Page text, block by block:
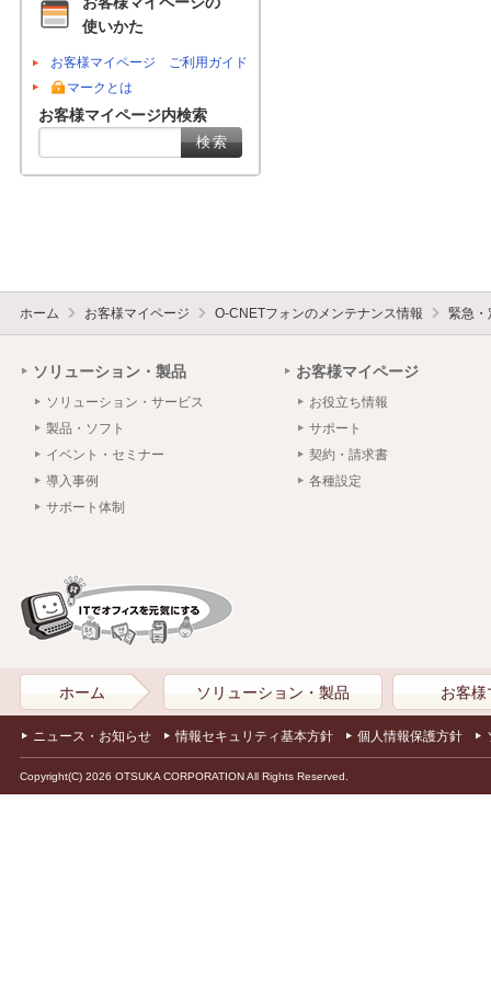
使いかた
お客様マイページ ご利用ガイド
マークとは
お客様マイページ内検索
ホーム お客様マイページ O-CNETフォンのメンテナンス情報 緊急・
ソリューション・製品
ソリューション・サービス
製品・ソフト
イベント・セミナー
導入事例
サポート体制
お客様マイページ
お役立ち情報
サポート
契約・請求書
各種設定
ホーム ソリューション・製品 お客様
ニュース・お知らせ 情報セキュリティ基本方針 個人情報保護方針
Copyright(C) 2026 OTSUKA CORPORATION All Rights Reserved.